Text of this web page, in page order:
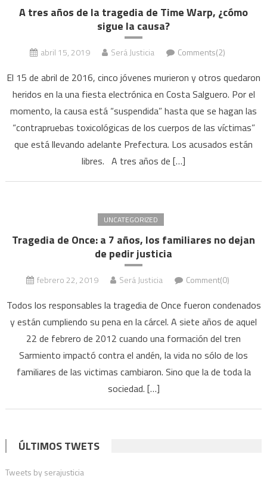
A tres años de la tragedia de Time Warp, ¿cómo
sigue la causa?
abril 15, 2019 Será Justicia Comments(2)
El 15 de abril de 2016, cinco jóvenes murieron y otros quedaron
heridos en la una fiesta electrónica en Costa Salguero. Por el
momento, la causa está “suspendida” hasta que se hagan las
“contrapruebas toxicológicas de los cuerpos de las víctimas”
que está llevando adelante Prefectura. Los acusados están
libres. A tres años de […]
UNCATEGORIZED
Tragedia de Once: a 7 años, los familiares no dejan
de pedir justicia
febrero 22, 2019 Será Justicia Comment(0)
Todos los responsables la tragedia de Once fueron condenados
y están cumpliendo su pena en la cárcel. A siete años de aquel
22 de febrero de 2012 cuando una formación del tren
Sarmiento impactó contra el andén, la vida no sólo de los
familiares de las victimas cambiaron. Sino que la de toda la
sociedad. […]
ÚLTIMOS TWETS
Tweets by serajusticia